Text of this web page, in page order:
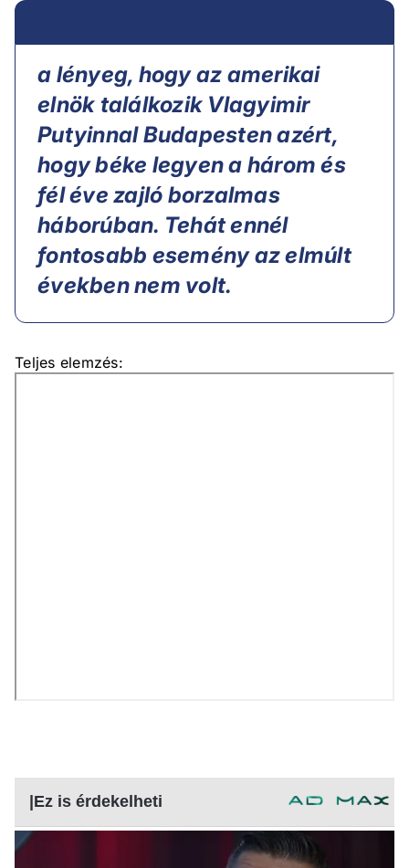
a lényeg, hogy az amerikai
elnök találkozik Vlagyimir
Putyinnal Budapesten azért,
hogy béke legyen a három és
fél éve zajló borzalmas
háborúban. Tehát ennél
fontosabb esemény az elmúlt
években nem volt.
Teljes elemzés: